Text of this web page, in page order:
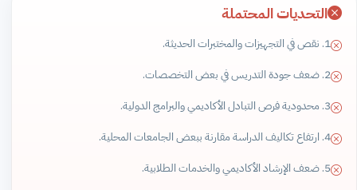
التحديات المحتملة
1. نقص في التجهيزات والمختبرات الحديثة.
2. ضعف جودة التدريس في بعض التخصصات.
3. محدودية فرص التبادل الأكاديمي والبرامج الدولية.
4. ارتفاع تكاليف الدراسة مقارنة ببعض الجامعات المحلية.
5. ضعف الإرشاد الأكاديمي والخدمات الطلابية.